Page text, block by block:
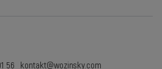
56 kontakt@wozinsky.com